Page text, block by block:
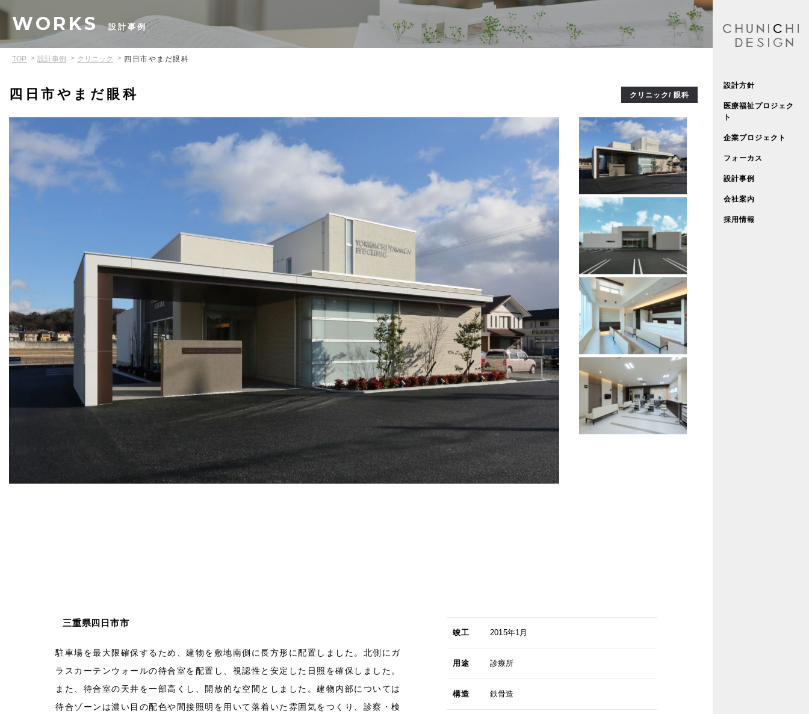
設計方針
医療福祉プロジェク
ト
企業プロジェクト
フォーカス
設計事例
会社案内
採用情報
WORKS 設計事例
TOP 設計事例 クリニック 四日市やまだ眼科
クリニック/ 眼科
四日市やまだ眼科
三重県四日市市
駐車場を最大限確保するため、建物を敷地南側に長方形に配置しました。北側にガ
ラスカーテンウォールの待合室を配置し、視認性と安定した日照を確保しました。
また、待合室の天井を一部高くし、開放的な空間としました。建物内部については
待合ゾーンは濃い目の配色や間接照明を用いて落着いた雰囲気をつくり、診察・検
竣工 2015年1月
用途 診療所
構造 鉄骨造